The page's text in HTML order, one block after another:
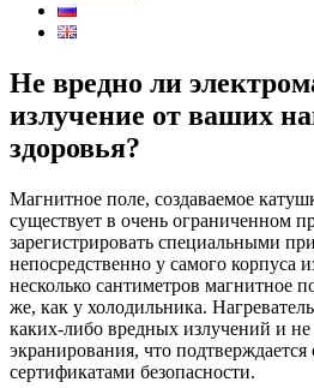
Не вредно ли
излучение от ваших
здоровья?
Магнитное поле, создаваемое
существует в очень ограниченном
зарегистрировать специальными
непосредственно у самого корпуса
несколько сантиметров магнитное
же, как у холодильника.
каких-либо вредных излучений и не
экранирования, что
сертификатами безопасности.